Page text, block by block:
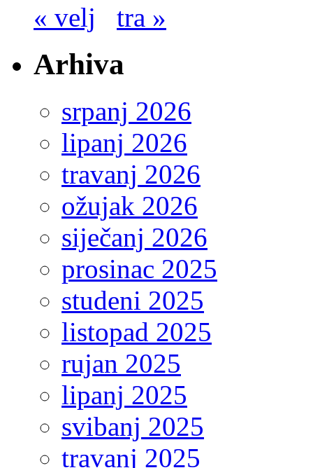
« velj tra »
Arhiva
srpanj 2026
lipanj 2026
travanj 2026
ožujak 2026
siječanj 2026
prosinac 2025
studeni 2025
listopad 2025
rujan 2025
lipanj 2025
svibanj 2025
travanj 2025